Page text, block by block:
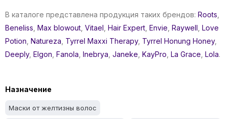
В каталоге представлена продукция таких брендов: Roots
Beneliss Max blowout Vitael Hair Expert Envie Raywell Love
Potion Natureza Tyrrel Maxxi Therapy, Tyrrel Honung Honey,
Deeply, Elgon Fanola Inebrya Janeke KayPro La Grace Lola.
Назначение
Маски от желтизны волос